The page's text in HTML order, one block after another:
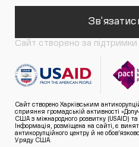
Сайт створено за підтримки
Сайт створено Харківським
сприяння громадській активності
США з міжнародного розвитку (USAID)
Інформація, розміщена на сайті, є
антикорупційного центру й не
Уряду США.